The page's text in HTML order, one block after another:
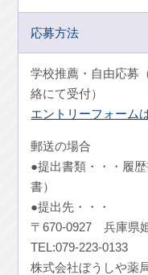
応募方法
学校推薦・自由応募
絡にて受付）
エントリーフォーム
郵送の場合
●提出書類・・・履
書）
●提出先・・・
〒670-0927 兵庫県
TEL:079-223-0133
株式会社ぼうしや薬